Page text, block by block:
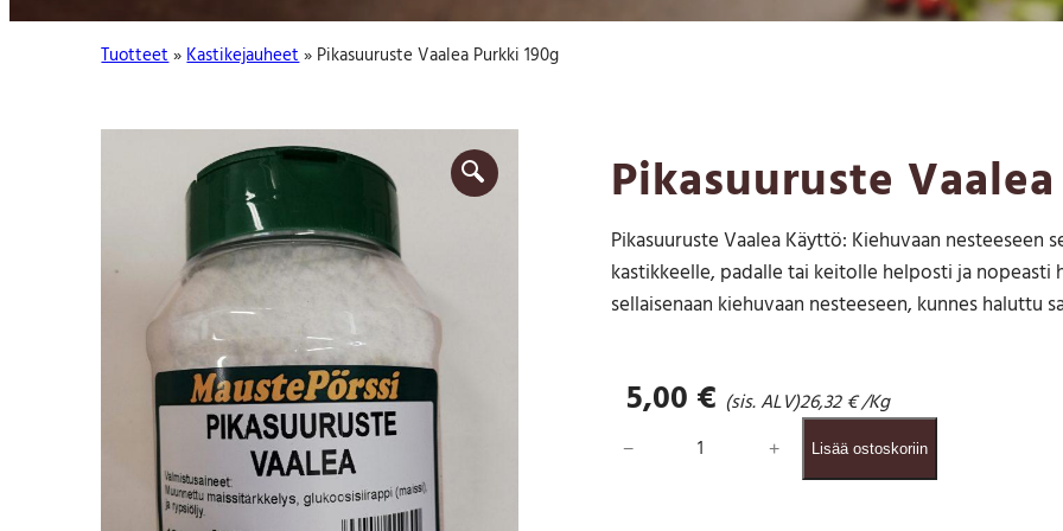
Tuotteet»Kastike­jauheet» Pikasuuruste Vaalea Purkki 190g
Pikasuuruste
Pikasuuruste Vaalea Käyttö: Kiehuvaan nesteeseen
kastikkeelle, padalle tai keitolle helposti ja nopeasti
sellaisenaan kiehuvaan nesteeseen, kunnes haluttu
5,00 € (sis. ALV)26,32€/Kg
− + Lisää ostoskoriin
: